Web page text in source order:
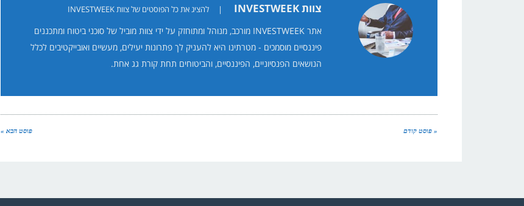
צוות INVESTWEEK | להציג את כל הפוסטים של צוות INVESTWEEK
אתר INVESTWEEK מורכב, מנוהל ומתוחזק על ידי צוות מוביל של סוכני ביטוח ומתכננים
פיננסיים מוסמכים - מטרתינו היא להעניק לך פתרונות יעילים, מעשיים ואובייקטיבים לכלל
הנושאים הפנסיוניים, הפיננסיים, והביטוחים תחת קורת גג אחת.
« פוסט קודם פוסט הבא »